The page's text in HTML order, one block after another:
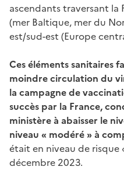
ascendants traversant la
(mer Baltique, mer du
est/sud-est (Europe
Ces éléments sanitaires
moindre circulation du
la campagne de
succès par la France,
ministère à abaisser le
niveau « modéré » à
était en niveau de risque
décembre 2023.